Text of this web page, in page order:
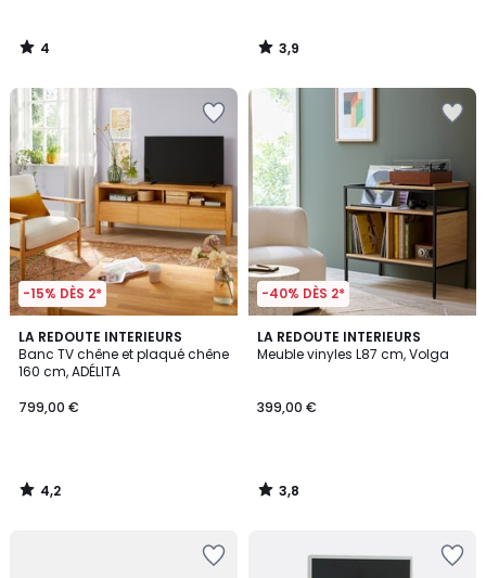
4
/
3,9
/
-15% DÈS 2*
LA REDOUTE INTERIEURS
Banc TV chêne et plaqué chêne
160 cm, ADÉLITA
799,00 €
4,2
/ 5
4,2
/
-40% DÈS 2*
LA REDOUTE INTERIEURS
Meuble vinyles L87 cm, Volga
399,00 €
3,8
/ 5
3,8
/